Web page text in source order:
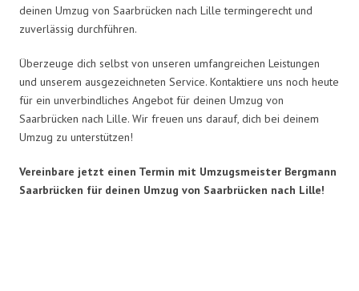
deinen Umzug von Saarbrücken nach Lille termingerecht und
zuverlässig durchführen.
Überzeuge dich selbst von unseren umfangreichen Leistungen
und unserem ausgezeichneten Service. Kontaktiere uns noch heute
für ein unverbindliches Angebot für deinen Umzug von
Saarbrücken nach Lille. Wir freuen uns darauf, dich bei deinem
Umzug zu unterstützen!
Vereinbare jetzt einen Termin mit Umzugsmeister Bergmann
Saarbrücken für deinen Umzug von Saarbrücken nach Lille!